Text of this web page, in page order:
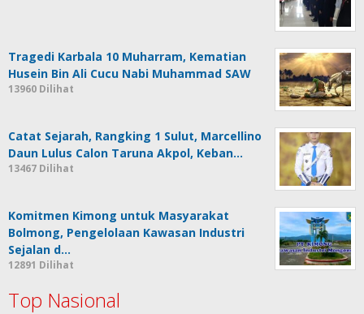
Tragedi Karbala 10 Muharram, Kematian
Husein Bin Ali Cucu Nabi Muhammad SAW
13960 Dilihat
Catat Sejarah, Rangking 1 Sulut, Marcellino
Daun Lulus Calon Taruna Akpol, Keban…
13467 Dilihat
Komitmen Kimong untuk Masyarakat
Bolmong, Pengelolaan Kawasan Industri
Sejalan d…
12891 Dilihat
Top Nasional